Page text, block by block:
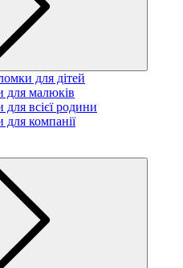
для дітей
для малюків
для всієї родини
для компанії